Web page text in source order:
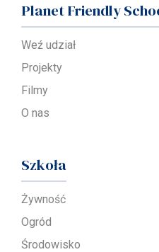
Planet Friendly
Weź udział
Projekty
Filmy
O nas
Szkoła
Żywność
Ogród
Środowisko